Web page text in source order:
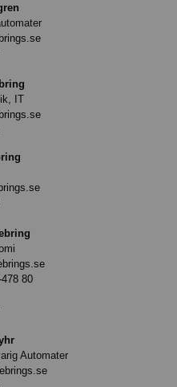
IT
80
Automater